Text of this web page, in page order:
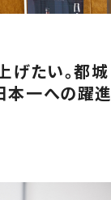
げたい。都城
本一への躍進